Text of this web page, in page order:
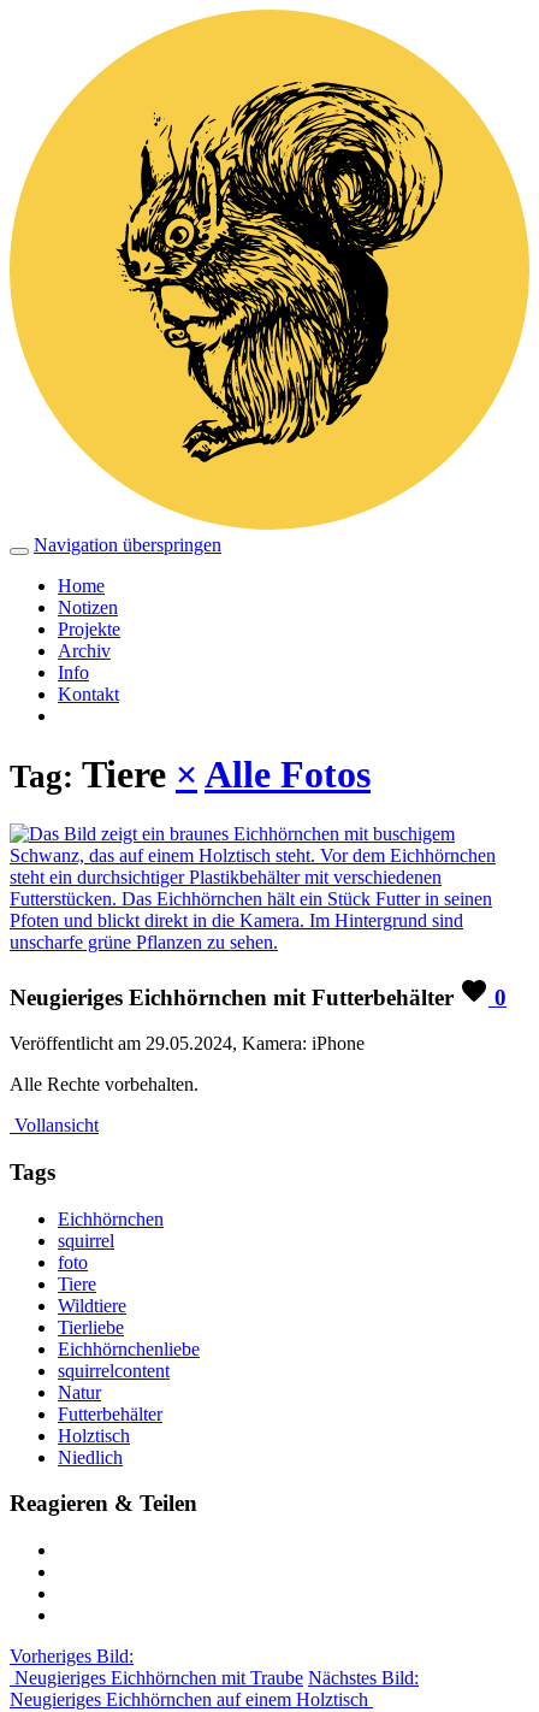
Navigation überspringen
Home
Notizen
Projekte
Archiv
Info
Kontakt
Tag: Tiere × Alle Fotos
Neugieriges Eichhörnchen mit Futterbehälter 0
Veröffentlicht am 29.05.2024, Kamera: iPhone
Alle Rechte vorbehalten.
Vollansicht
Tags
Eichhörnchen
squirrel
foto
Tiere
Wildtiere
Tierliebe
Eichhörnchenliebe
squirrelcontent
Natur
Futterbehälter
Holztisch
Niedlich
Reagieren & Teilen
Vorheriges Bild:
Neugieriges Eichhörnchen mit Traube Nächstes Bild:
Neugieriges Eichhörnchen auf einem Holztisch